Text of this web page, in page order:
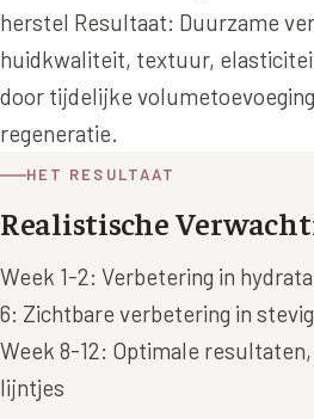
Hyperpigmentatie
Overmatig zweten
Peeling
Plexr Soft Surgery
RRS HA Eyes
Tretinoïne (vitamine A zuur) crème
XL Hair
Alle behandelingen →
herstel Resultaat: Duurzame
huidkwaliteit, textuur,
door tijdelijke
regeneratie.
HET RESULTAAT
Realistische
Week 1-2: Verbetering in
6: Zichtbare verbetering in
Week 8-12: Optimale
lijntjes